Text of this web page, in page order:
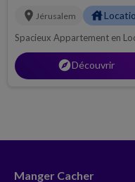
location_on Jérusalem house
Spacieux Appartement en
exploreDécouvrir
Manger Cacher